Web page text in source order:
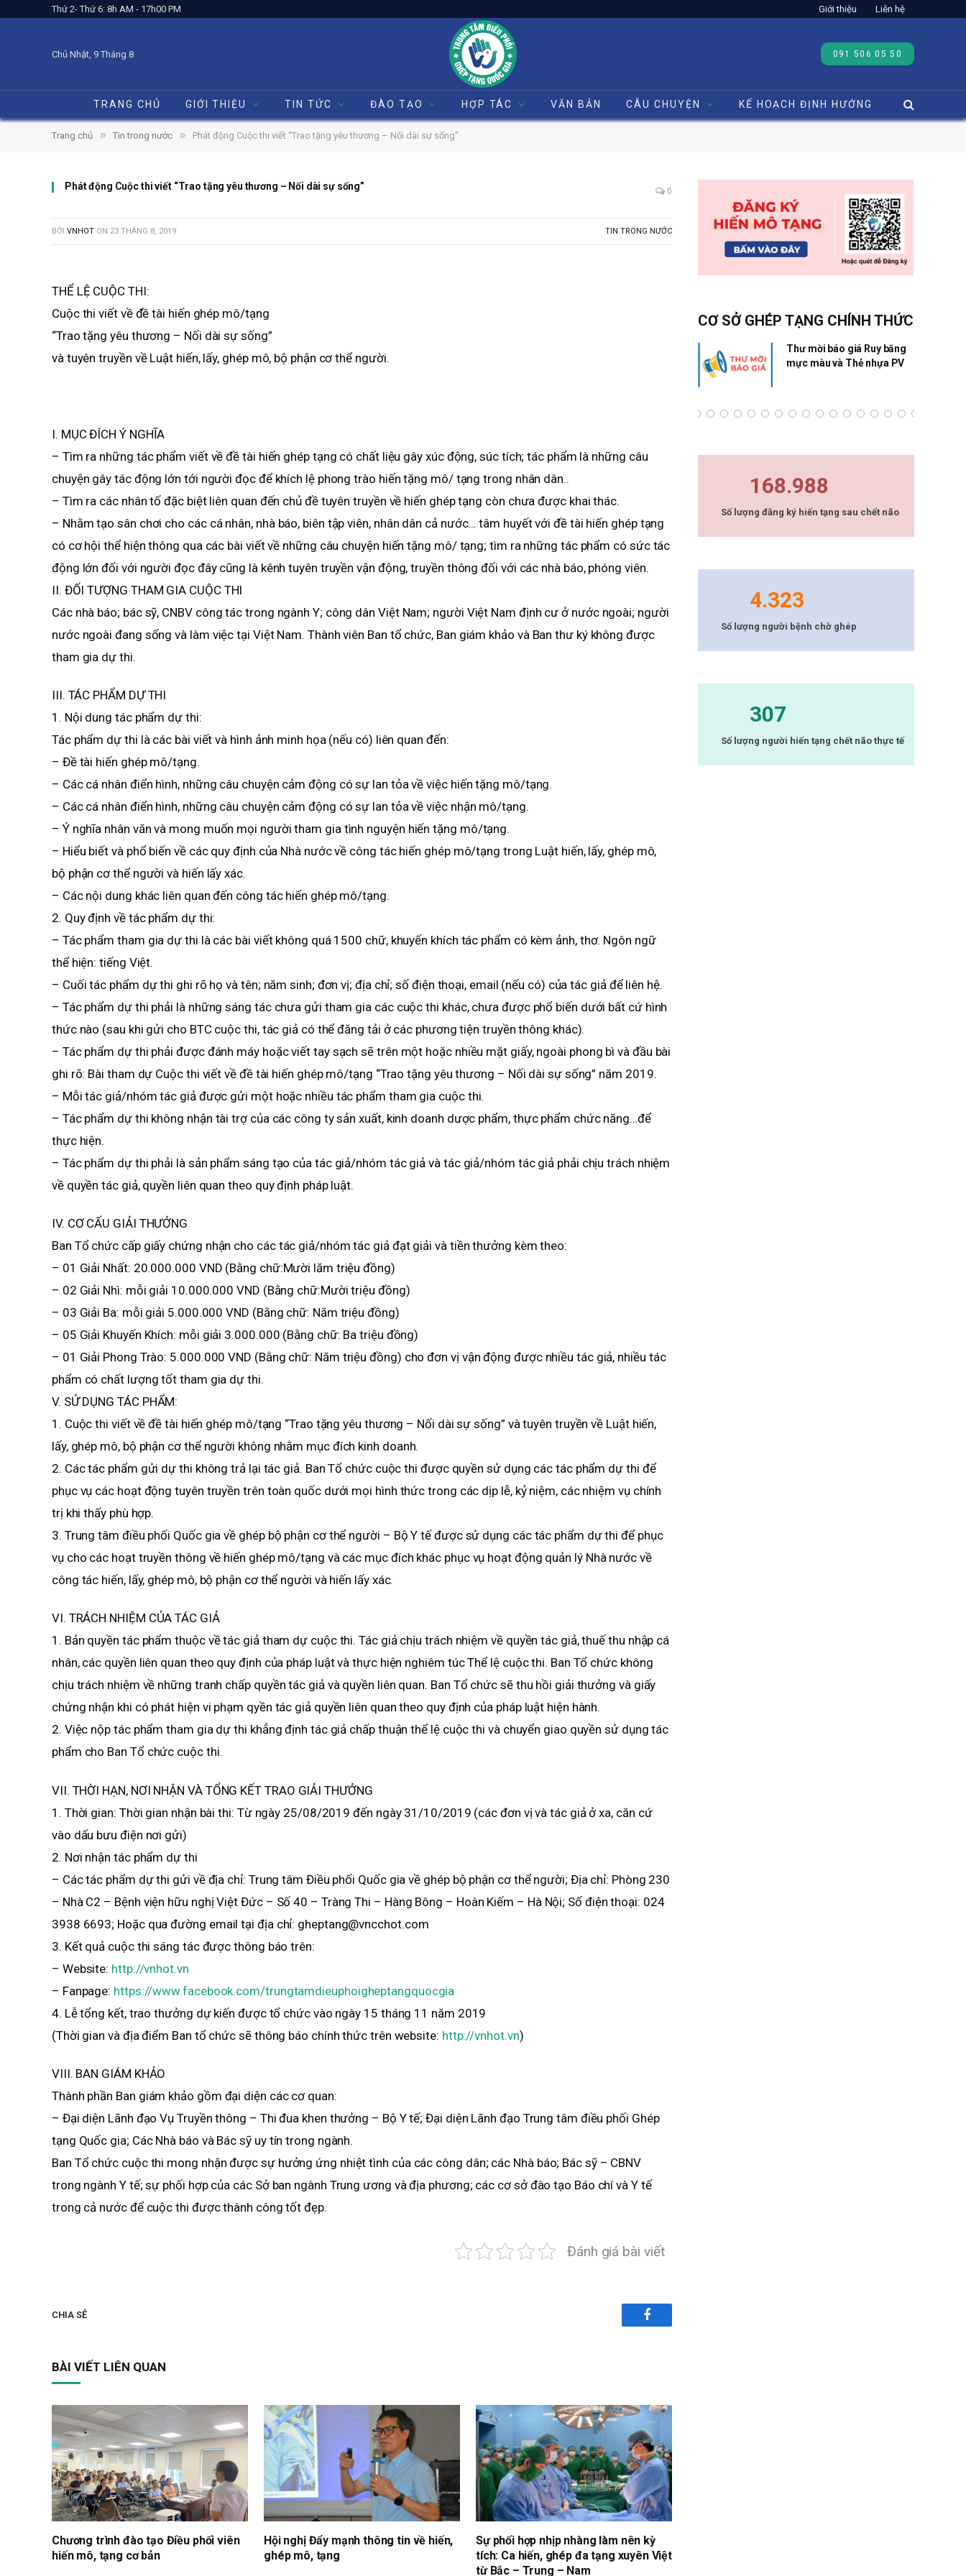
Thứ 2- Thứ 6: 8h AM - 17h00 PM Giới thiệu Liên hệ
Chủ Nhật, 9 Tháng 8 091 506 05 50
TRANG CHỦ GIỚI THIỆU TIN TỨC ĐÀO TẠO HỢP TÁC VĂN BẢN CÂU CHUYỆN KẾ HOẠCH ĐỊNH HƯỚNG
Trang chủ » Tin trong nước » Phát động Cuộc thi viết “Trao tặng yêu thương – Nối dài sự sống”
Phát động Cuộc thi viết “Trao tặng yêu thương – Nối dài sự sống” 0
BỞI VNHOT ON 23 THÁNG 8, 2019 TIN TRONG NƯỚC
THỂ LỆ CUỘC THI:
Cuộc thi viết về đề tài hiến ghép mô/tạng
“Trao tặng yêu thương – Nối dài sự sống”
và tuyên truyền về Luật hiến, lấy, ghép mô, bộ phận cơ thể người.
I. MỤC ĐÍCH Ý NGHĨA
– Tìm ra những tác phẩm viết về đề tài hiến ghép tạng có chất liệu gây xúc động, súc tích; tác phẩm là những câu
chuyện gây tác động lớn tới người đọc để khích lệ phong trào hiến tặng mô/ tạng trong nhân dân..
– Tìm ra các nhân tố đặc biệt liên quan đến chủ đề tuyên truyền về hiến ghép tạng còn chưa được khai thác.
– Nhằm tạo sân chơi cho các cá nhân, nhà báo, biên tập viên, nhân dân cả nước… tâm huyết với đề tài hiến ghép tạng
có cơ hội thể hiện thông qua các bài viết về những câu chuyện hiến tặng mô/ tạng; tìm ra những tác phẩm có sức tác
động lớn đối với người đọc đây cũng là kênh tuyên truyền vận động, truyền thông đối với các nhà báo, phóng viên.
II. ĐỐI TƯỢNG THAM GIA CUỘC THI
Các nhà báo; bác sỹ, CNBV công tác trong ngành Y; công dân Việt Nam; người Việt Nam định cư ở nước ngoài; người
nước ngoài đang sống và làm việc tại Việt Nam. Thành viên Ban tổ chức, Ban giám khảo và Ban thư ký không được
tham gia dự thi.
III. TÁC PHẨM DỰ THI
1. Nội dung tác phẩm dự thi:
Tác phẩm dự thi là các bài viết và hình ảnh minh họa (nếu có) liên quan đến:
– Đề tài hiến ghép mô/tạng.
– Các cá nhân điển hình, những câu chuyện cảm động có sự lan tỏa về việc hiến tặng mô/tạng.
– Các cá nhân điển hình, những câu chuyện cảm động có sự lan tỏa về việc nhận mô/tạng.
– Ý nghĩa nhân văn và mong muốn mọi người tham gia tình nguyện hiến tặng mô/tạng.
– Hiểu biết và phổ biến về các quy định của Nhà nước về công tác hiến ghép mô/tạng trong Luật hiến, lấy, ghép mô,
bộ phận cơ thể người và hiến lấy xác.
– Các nội dung khác liên quan đến công tác hiến ghép mô/tạng.
2. Quy định về tác phẩm dự thi:
– Tác phẩm tham gia dự thi là các bài viết không quá 1500 chữ, khuyến khích tác phẩm có kèm ảnh, thơ. Ngôn ngữ
thể hiện: tiếng Việt.
– Cuối tác phẩm dự thi ghi rõ họ và tên; năm sinh; đơn vị; địa chỉ; số điện thoại, email (nếu có) của tác giả để liên hệ.
– Tác phẩm dự thi phải là những sáng tác chưa gửi tham gia các cuộc thi khác, chưa được phổ biến dưới bất cứ hình
thức nào (sau khi gửi cho BTC cuộc thi, tác giả có thể đăng tải ở các phương tiện truyền thông khác).
– Tác phẩm dự thi phải được đánh máy hoặc viết tay sạch sẽ trên một hoặc nhiều mặt giấy, ngoài phong bì và đầu bài
ghi rõ: Bài tham dự Cuộc thi viết về đề tài hiến ghép mô/tạng “Trao tặng yêu thương – Nối dài sự sống” năm 2019.
– Mỗi tác giả/nhóm tác giả được gửi một hoặc nhiều tác phẩm tham gia cuộc thi.
– Tác phẩm dự thi không nhận tài trợ của các công ty sản xuất, kinh doanh dược phẩm, thực phẩm chức năng…để
thực hiện.
– Tác phẩm dự thi phải là sản phẩm sáng tạo của tác giả/nhóm tác giả và tác giả/nhóm tác giả phải chịu trách nhiệm
về quyền tác giả, quyền liên quan theo quy định pháp luật.
IV. CƠ CẤU GIẢI THƯỞNG
Ban Tổ chức cấp giấy chứng nhận cho các tác giả/nhóm tác giả đạt giải và tiền thưởng kèm theo:
– 01 Giải Nhất: 20.000.000 VND (Bằng chữ:Mười lăm triệu đồng)
– 02 Giải Nhì: mỗi giải 10.000.000 VND (Bằng chữ:Mười triệu đồng)
– 03 Giải Ba: mỗi giải 5.000.000 VND (Bằng chữ: Năm triệu đồng)
– 05 Giải Khuyến Khích: mỗi giải 3.000.000 (Bằng chữ: Ba triệu đồng)
– 01 Giải Phong Trào: 5.000.000 VND (Bằng chữ: Năm triệu đồng) cho đơn vị vận động được nhiều tác giả, nhiều tác
phẩm có chất lượng tốt tham gia dự thi.
V. SỬ DỤNG TÁC PHẨM:
1. Cuộc thi viết về đề tài hiến ghép mô/tạng “Trao tặng yêu thương – Nối dài sự sống” và tuyên truyền về Luật hiến,
lấy, ghép mô, bộ phận cơ thể người không nhằm mục đích kinh doanh.
2. Các tác phẩm gửi dự thi không trả lại tác giả. Ban Tổ chức cuộc thi được quyền sử dụng các tác phẩm dự thi để
phục vụ các hoạt động tuyên truyền trên toàn quốc dưới mọi hình thức trong các dịp lễ, kỷ niệm, các nhiệm vụ chính
trị khi thấy phù hợp.
3. Trung tâm điều phối Quốc gia về ghép bộ phận cơ thể người – Bộ Y tế được sử dụng các tác phẩm dự thi để phục
vụ cho các hoạt truyền thông về hiến ghép mô/tạng và các mục đích khác phục vụ hoạt động quản lý Nhà nước về
công tác hiến, lấy, ghép mô, bộ phận cơ thể người và hiến lấy xác.
VI. TRÁCH NHIỆM CỦA TÁC GIẢ
1. Bản quyền tác phẩm thuộc về tác giả tham dự cuộc thi. Tác giả chịu trách nhiệm về quyền tác giả, thuế thu nhập cá
nhân, các quyền liên quan theo quy định của pháp luật và thực hiện nghiêm túc Thể lệ cuộc thi. Ban Tổ chức không
chịu trách nhiệm về những tranh chấp quyền tác giả và quyền liên quan. Ban Tổ chức sẽ thu hồi giải thưởng và giấy
chứng nhận khi có phát hiện vi phạm qyền tác giả quyền liên quan theo quy định của pháp luật hiện hành.
2. Việc nộp tác phẩm tham gia dự thi khẳng định tác giả chấp thuận thể lệ cuộc thi và chuyển giao quyền sử dụng tác
phẩm cho Ban Tổ chức cuộc thi.
VII. THỜI HẠN, NƠI NHẬN VÀ TỔNG KẾT TRAO GIẢI THƯỞNG
1. Thời gian: Thời gian nhận bài thi: Từ ngày 25/08/2019 đến ngày 31/10/2019 (các đơn vị và tác giả ở xa, căn cứ
vào dấu bưu điện nơi gửi)
2. Nơi nhận tác phẩm dự thi
– Các tác phẩm dự thi gửi về địa chỉ: Trung tâm Điều phối Quốc gia về ghép bộ phận cơ thể người; Địa chỉ: Phòng 230
– Nhà C2 – Bệnh viện hữu nghị Việt Đức – Số 40 – Tràng Thi – Hàng Bông – Hoàn Kiếm – Hà Nội; Số điện thoại: 024
3938 6693; Hoặc qua đường email tại địa chỉ: gheptang@vncchot.com
3. Kết quả cuộc thi sáng tác được thông báo trên:
– Website: http://vnhot.vn
– Fanpage: https://www.facebook.com/trungtamdieuphoigheptangquocgia
4. Lễ tổng kết, trao thưởng dự kiến được tổ chức vào ngày 15 tháng 11 năm 2019
(Thời gian và địa điểm Ban tổ chức sẽ thông báo chính thức trên website: http://vnhot.vn)
VIII. BAN GIÁM KHẢO
Thành phần Ban giám khảo gồm đại diện các cơ quan:
– Đại diện Lãnh đạo Vụ Truyền thông – Thi đua khen thưởng – Bộ Y tế; Đại diện Lãnh đạo Trung tâm điều phối Ghép
tạng Quốc gia; Các Nhà báo và Bác sỹ uy tín trong ngành.
Ban Tổ chức cuộc thi mong nhận được sự hưởng ứng nhiệt tình của các công dân; các Nhà báo; Bác sỹ – CBNV
trong ngành Y tế; sự phối hợp của các Sở ban ngành Trung ương và địa phương; các cơ sở đào tạo Báo chí và Y tế
trong cả nước để cuộc thi được thành công tốt đẹp.
Đánh giá bài viết
CHIA SẺ
Facebook
BÀI VIẾT LIÊN QUAN
Chương trình đào tạo Điều phối viên
hiến mô, tạng cơ bản
Hội nghị Đẩy mạnh thông tin về hiến,
ghép mô, tạng
Sự phối hợp nhịp nhàng làm nên kỳ
tích: Ca hiến, ghép đa tạng xuyên Việt
từ Bắc – Trung – Nam
CƠ SỞ GHÉP TẠNG CHÍNH THỨC
Thư mời báo giá Ruy băng
mực màu và Thẻ nhựa PV
168.988
Số lượng đăng ký hiến tạng sau chết não
4.323
Số lượng người bệnh chờ ghép
307
Số lượng người hiến tạng chết não thực tế